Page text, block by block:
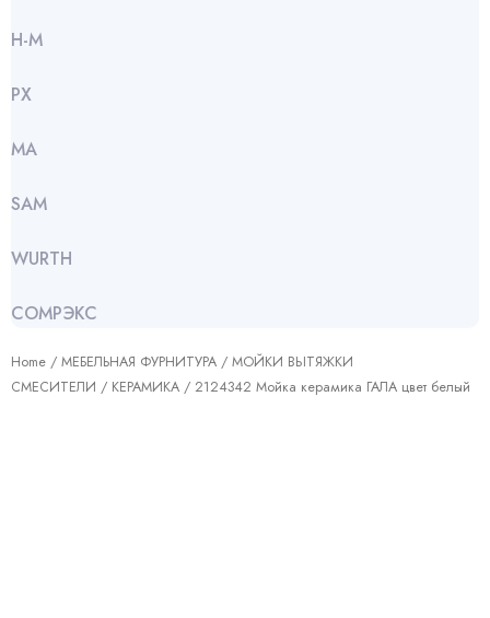
Н-М
РХ
МА
SАМ
WURTH
СОМРЭКС
Home / МЕБЕЛЬНАЯ ФУРНИТУРА / МОЙКИ ВЫТЯЖКИ
СМЕСИТЕЛИ / КЕРАМИКА / 2124342 Мойка керамика ГАЛА цвет белый